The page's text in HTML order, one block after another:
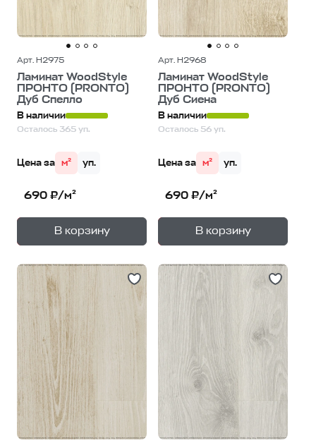
Арт. H2975
Ламинат WoodStyle
ПРОНТО (PRONTO)
Дуб Спелло
В наличии
Осталось 365 уп.
Цена за м² уп.
690 ₽/м²
В корзину
— 1уп.
Арт. H2968
Ламинат WoodStyle
ПРОНТО (PRONTO)
Дуб Сиена
В наличии
Осталось 56 уп.
Цена за м² уп.
690 ₽/м²
В корзину
— 1уп.